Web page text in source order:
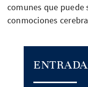
comunes que puede
conmociones